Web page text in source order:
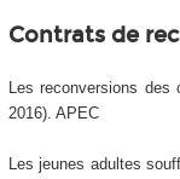
Contrats de
Les reconversions des
2016). APEC
Les jeunes adultes